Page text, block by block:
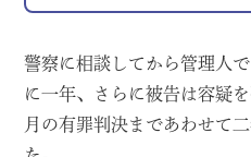
警察に相談してから管理人
に一年、さらに被告は容疑
月の有罪判決まであわせて